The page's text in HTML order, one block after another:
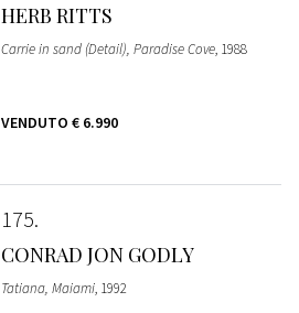
HERB RITTS
Carrie in sand (Detail), Paradise Cove, 1988
VENDUTO € 6.990
175
CONRAD JON GODLY
Tatiana, Maiami, 1992